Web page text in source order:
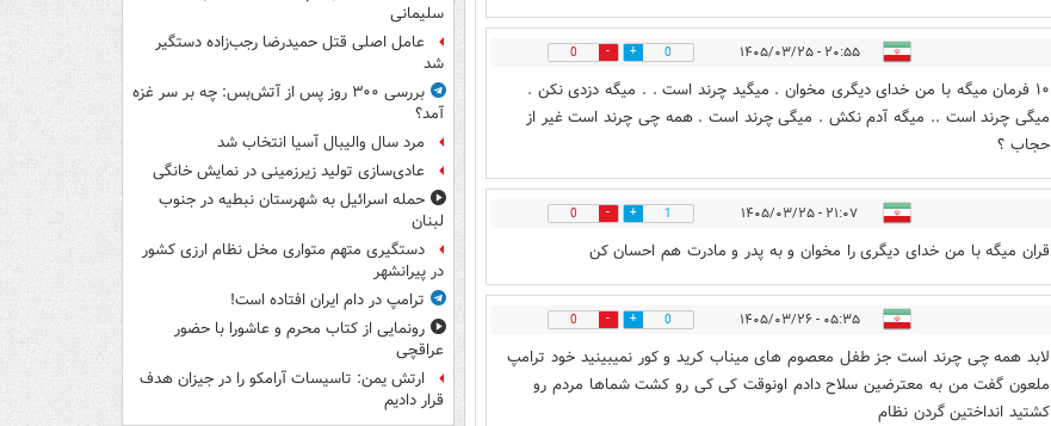
۲۰:۵۵ - ۱۴۰۵/۰۳/۲۵ 0
0
۱۰ فرمان میگه با من خدای دیگری مخوان . میگید چرند است . . میگه دزدی نکن .
میگی چرند است .. میگه آدم نکش . میگی چرند است . همه چی چرند است غیر از
حجاب ؟
۲۱:۰۷ - ۱۴۰۵/۰۳/۲۵ 1
0
قران میگه با من خدای دیگری را مخوان و به پدر و مادرت هم احسان کن
۰۵:۳۵ - ۱۴۰۵/۰۳/۲۶ 0
0
لابد همه چی چرند است جز طفل معصوم های میناب کرید و کور نمیبینید خود ترامپ
ملعون گفت من به معترضین سلاح دادم اونوقت کی کی رو کشت شماها مردم رو
کشتید انداختین گردن نظام
سلیمانی
عامل اصلی قتل حمیدرضا رجب‌زاده دستگیر
شد
بررسی ۳۰۰ روز پس از آتش‌بس: چه بر سر غزه
آمد؟
مرد سال والیبال آسیا انتخاب شد
عادی‌سازی تولید زیرزمینی در نمایش خانگی
حمله اسرائیل به شهرستان نبطیه در جنوب
لبنان
دستگیری متهم متواری مخل نظام ارزی کشور
در پیرانشهر
ترامپ در دام ایران افتاده است!
رونمایی از کتاب محرم و عاشورا با حضور
عراقچی
ارتش یمن: تاسیسات آرامکو را در جیزان هدف
قرار دادیم